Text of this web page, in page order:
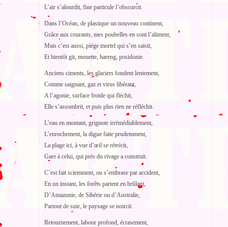
L’air s’alourdit, fine particule l’obscurcit.
Dans l’Océan, de plastique un nouveau continent,
Grâce aux courants, mes poubelles en sont l’aliment,
Mais c’est aussi, piège mortel qui s’en saisit,
Et bientôt git, mouette, hareng, posidonie.
Anciens ciments, les glaciers fondent lentement,
Comme saignant, gaz et virus libérant,
A l’agonie, surface froide qui fléchit,
Elle s’assombrit, et puis plus rien ne réfléchit.
L’eau en montant, grignote irrémédiablement,
L’enrochement, la digue faite prudemment,
La plage ici, à vue d’œil se rétrécit,
Gare à celui, qui près du rivage a construit.
C’est fait sciemment, ou s’embrase par accident,
En un instant, les forêts partent en brûlant,
D’Amazonie, de Sibérie ou d’Australie,
Partout de suie, le paysage se noircit.
Retournement, labour profond, écrasement,